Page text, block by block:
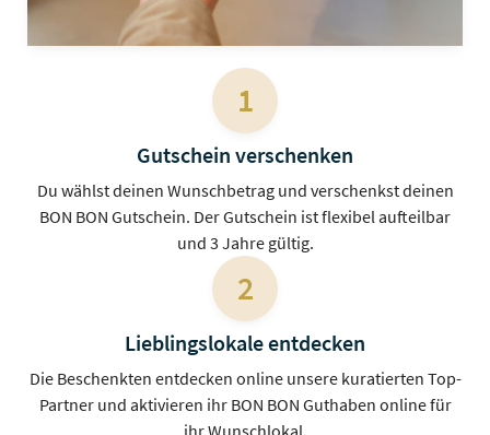
1
Gutschein verschenken
Du wählst deinen Wunschbetrag und verschenkst deinen
BON BON Gutschein. Der Gutschein ist flexibel aufteilbar
und 3 Jahre gültig.
2
Lieblingslokale entdecken
Die Beschenkten entdecken online unsere kuratierten Top-
Partner und aktivieren ihr BON BON Guthaben online für
ihr Wunschlokal.